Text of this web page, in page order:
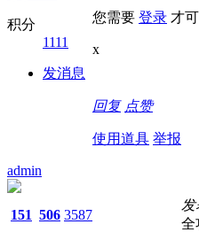
积分
1111
发消息
您需要 登录 才
x
回复 点赞
使用道具 举报
admin
151 506 3587
发
全